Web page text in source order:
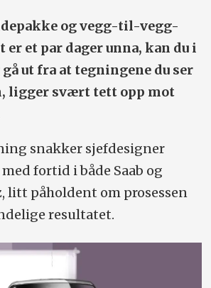
og vegg-til-vegg-
et par dager unna, kan du i
ut fra at tegningene du ser
ligger svært tett opp mot
snakker sjefdesigner
fortid i både Saab og
litt påholdent om prosessen
resultatet.